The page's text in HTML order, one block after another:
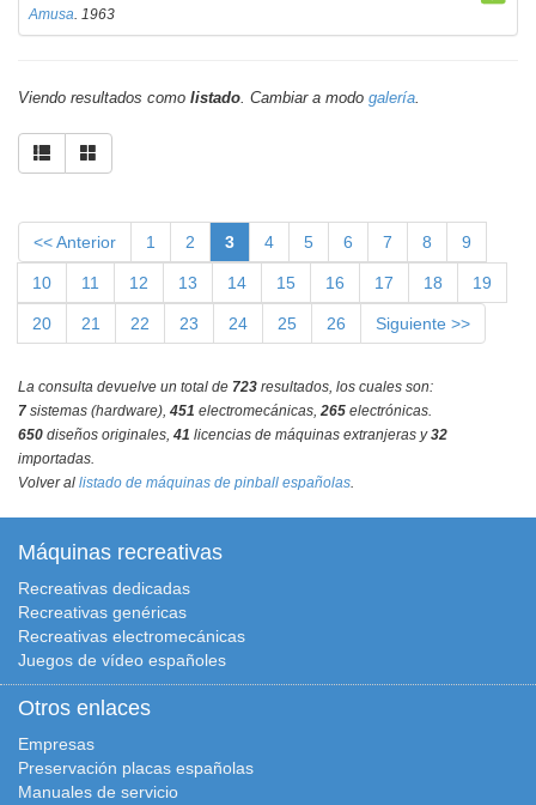
Amusa. 1963
Viendo resultados como listado. Cambiar a modo galería.
<< Anterior 1 2 3 4 5 6 7 8 9
10 11 12 13 14 15 16 17 18 19
20 21 22 23 24 25 26 Siguiente >>
La consulta devuelve un total de 723 resultados, los cuales son:
7 sistemas (hardware), 451 electromecánicas, 265 electrónicas.
650 diseños originales, 41 licencias de máquinas extranjeras y32
importadas.
Volver al listado de máquinas de pinball españolas.
Máquinas recreativas
Recreativas dedicadas
Recreativas genéricas
Recreativas electromecánicas
Juegos de vídeo españoles
Otros enlaces
Empresas
Preservación placas españolas
Manuales de servicio